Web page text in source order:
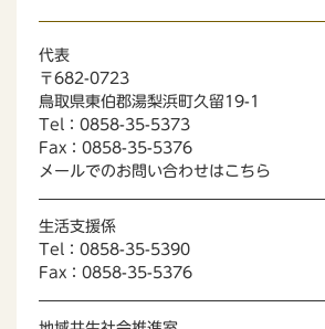
代表
〒682-0723
鳥取県東伯郡湯梨浜町久留19-1
Tel：0858-35-5373
Fax：0858-35-5376
メールでのお問い合わせはこちら
生活支援係
Tel：0858-35-5390
Fax：0858-35-5376